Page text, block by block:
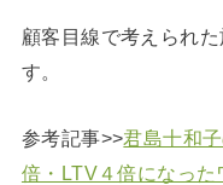
顧客目線で考えられ
す。
参考記事>>君島十和
倍・LTV４倍になった